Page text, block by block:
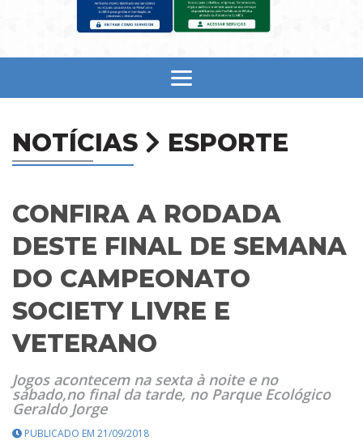
NOTÍCIAS ESPORTE
CONFIRA A RODADA
DESTE FINAL DE SEMANA
DO CAMPEONATO
SOCIETY LIVRE E
VETERANO
Jogos acontecem na sexta à noite e no
sábado,no final da tarde, no Parque Ecológico
Geraldo Jorge
PUBLICADO EM 21/09/2018